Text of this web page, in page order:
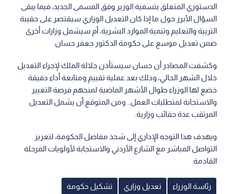
الدستوري المتعلق بتسمية الوزير وفق المسمى الجديد، فيما يبقى
السؤال الأبرز حول ما إذا كان التعديل الوزاري سيقتصر على حقيبة
التربية والتعليم وتنمية الموارد البشرية، أم سيشمل وزارات أخرى
ضمن تعديل موسع على حكومة الدكتور جعفر حسان.
وكشفت المصادر أن حسان سيستأذن جلالة الملك لإجراء التعديل
خلال الشهر الحالي، وذلك بعد عملية تقييم ومتابعة أداء دقيقة
خضع لها الوزراء طوال الأشهر الماضية لمنحهم فرصة التغيير
والاستجابة لمتطلبات العمل.. ومن المتوقع أن يشمل التعديل
المرتقب عدة حقائب وزارية.
ويهدف هذا التوجه الإداري إلى شحذ مفاصل الحكومة، لتعزيز
التواصل المباشر مع الشارع الأردني والاستجابة لأولويات المرحلة
القادمة.
رئاسة الوزراء تعديل وزاري تشكيل حكومة